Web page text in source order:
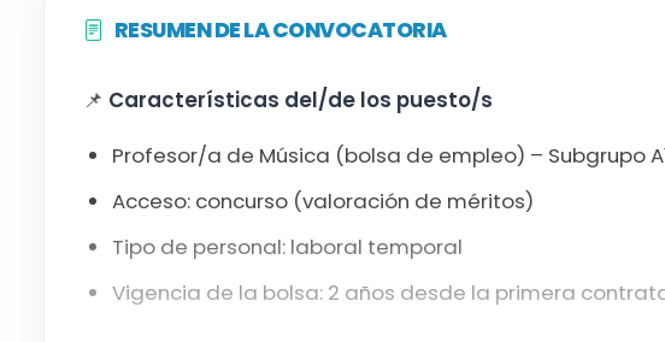
Clarinete
Flauta travesera
Guitarra
Percusión
RESUMEN DE LA CONVOCATORIA
📌 Características del/de los puesto/s
Profesor/a de Música (bolsa de empleo) – Subgrupo
Acceso: concurso (valoración de méritos)
Tipo de personal: laboral temporal
Vigencia de la bolsa: 2 años desde la primera